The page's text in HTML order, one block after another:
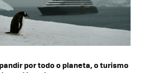
por todo o planeta, o turismo